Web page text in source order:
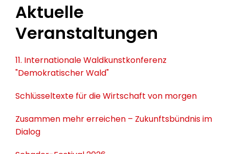
Aktuelle
Veranstaltungen
11. Internationale Waldkunstkonferenz
"Demokratischer Wald"
Schlüsseltexte für die Wirtschaft von morgen
Zusammen mehr erreichen – Zukunftsbündnis im
Dialog